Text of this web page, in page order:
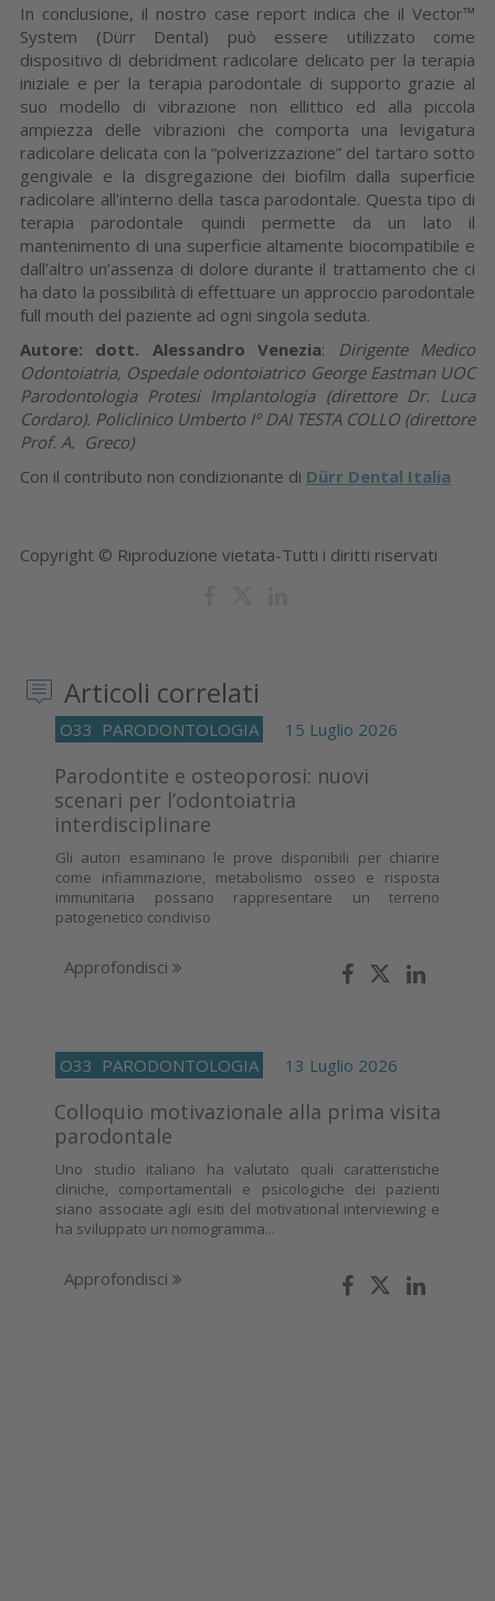
In conclusione, il nostro case report indica che il Vector™
System (Dürr Dental) può essere utilizzato come
dispositivo di debridment radicolare delicato per la terapia
iniziale e per la terapia parodontale di supporto grazie al
suo modello di vibrazione non ellittico ed alla piccola
ampiezza delle vibrazioni che comporta una levigatura
radicolare delicata con la “polverizzazione” del tartaro sotto
gengivale e la disgregazione dei biofilm dalla superficie
radicolare all’interno della tasca parodontale. Questa tipo di
terapia parodontale quindi permette da un lato il
mantenimento di una superficie altamente biocompatibile e
dall’altro un’assenza di dolore durante il trattamento che ci
ha dato la possibilità di effettuare un approccio parodontale
full mouth del paziente ad ogni singola seduta.
Autore: dott. Alessandro Venezia:
Dirigente Medico
Odontoiatria, Ospedale odontoiatrico George Eastman UOC
Parodontologia Protesi Implantologia (direttore Dr. Luca
Cordaro). Policlinico Umberto Iº DAI TESTA COLLO (direttore
Prof. A. Greco)
Con il contributo non condizionante di Dürr Dental Italia
Copyright © Riproduzione vietata-Tutti i diritti riservati
Articoli correlati
O33 PARODONTOLOGIA 15 Luglio 2026
Parodontite e osteoporosi: nuovi
scenari per l’odontoiatria
interdisciplinare
Gli autori esaminano le prove disponibili per chiarire
come infiammazione, metabolismo osseo e risposta
immunitaria possano rappresentare un terreno
patogenetico condiviso
Approfondisci
O33 PARODONTOLOGIA 13 Luglio 2026
Colloquio motivazionale alla prima visita
parodontale
Uno studio italiano ha valutato quali caratteristiche
cliniche, comportamentali e psicologiche dei pazienti
siano associate agli esiti del motivational interviewing e
ha sviluppato un nomogramma...
Approfondisci